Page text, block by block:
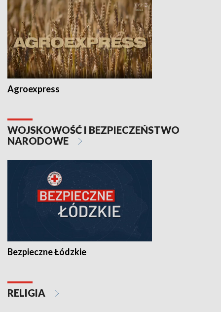
Agroexpress
WOJSKOWOŚĆ I BEZPIECZEŃSTWO
NARODOWE
Bezpieczne Łódzkie
RELIGIA